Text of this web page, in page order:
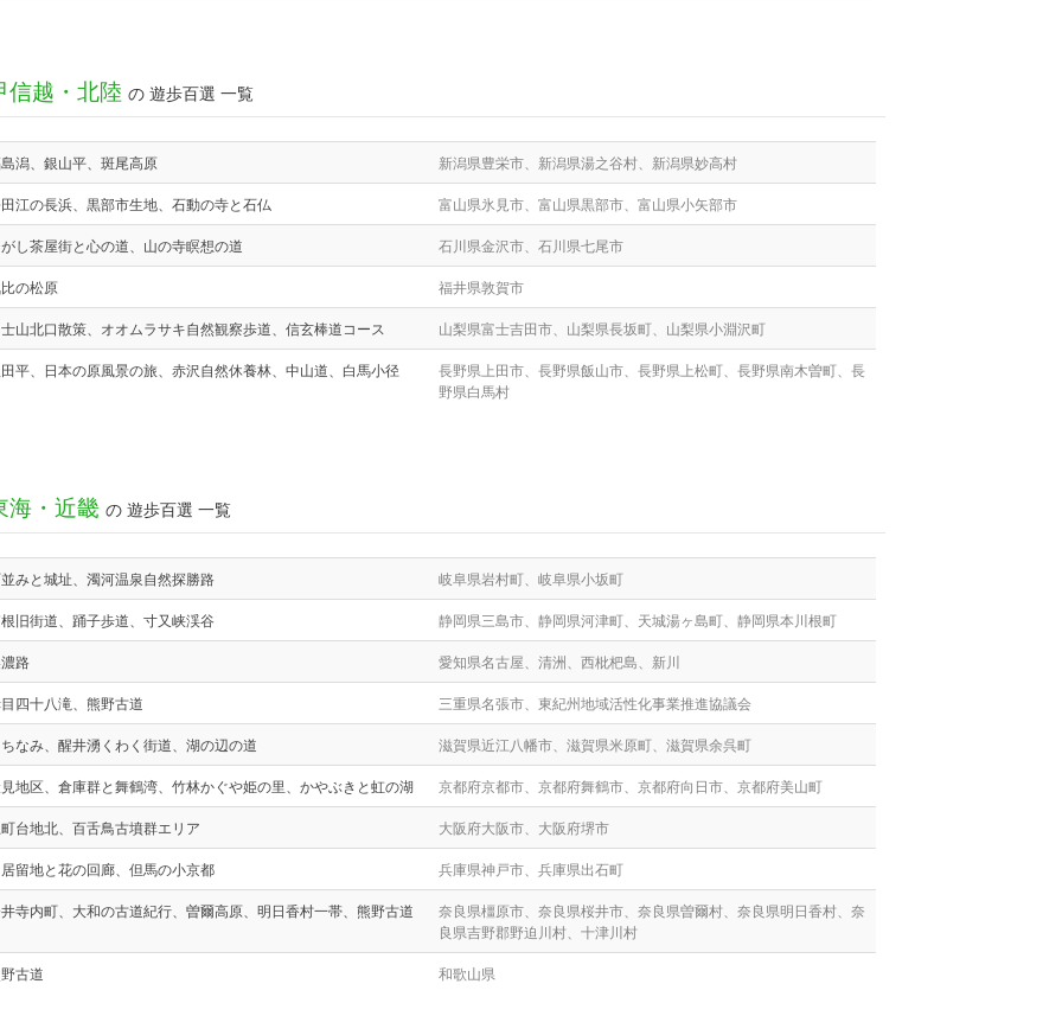
信越・北陸 の 遊歩百選 一覧
潟、銀山平、斑尾高原 新潟県豊栄市、新潟県湯之谷村、新潟県妙高村
江の長浜、黒部市生地、石動の寺と石仏 富山県氷見市、富山県黒部市、富山県小矢部市
し茶屋街と心の道、山の寺瞑想の道 石川県金沢市、石川県七尾市
の松原 福井県敦賀市
山北口散策、オオムラサキ自然観察歩道、信玄棒道コース 山梨県富士吉田市、山梨県長坂町、山梨県小淵沢町
平、日本の原風景の旅、赤沢自然休養林、中山道、白馬小径
長野県上田市、長野県飯山市、長野県上松町、長野県南木曽町、長
野県白馬村
海・近畿 の 遊歩百選 一覧
みと城址、濁河温泉自然探勝路 岐阜県岩村町、岐阜県小坂町
旧街道、踊子歩道、寸又峡渓谷 静岡県三島市、静岡県河津町、天城湯ヶ島町、静岡県本川根町
路 愛知県名古屋、清洲、西枇杷島、新川
四十八滝、熊野古道 三重県名張市、東紀州地域活性化事業推進協議会
なみ、醒井湧くわく街道、湖の辺の道 滋賀県近江八幡市、滋賀県米原町、滋賀県余呉町
地区、倉庫群と舞鶴湾、竹林かぐや姫の里、かやぶきと虹の湖 京都府京都市、京都府舞鶴市、京都府向日市、京都府美山町
台地北、百舌鳥古墳群エリア 大阪府大阪市、大阪府堺市
留地と花の回廊、但馬の小京都 兵庫県神戸市、兵庫県出石町
寺内町、大和の古道紀行、曽爾高原、明日香村一帯、熊野古道
奈良県橿原市、奈良県桜井市、奈良県曽爾村、奈良県明日香村、奈
良県吉野郡野迫川村、十津川村
古道 和歌山県